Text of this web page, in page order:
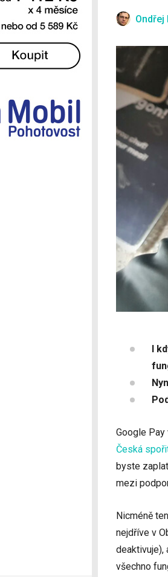
Ondřej
I
Google
Česká
byste
mezi
Nicméně
nejdříve v
deaktivuje),
všechno